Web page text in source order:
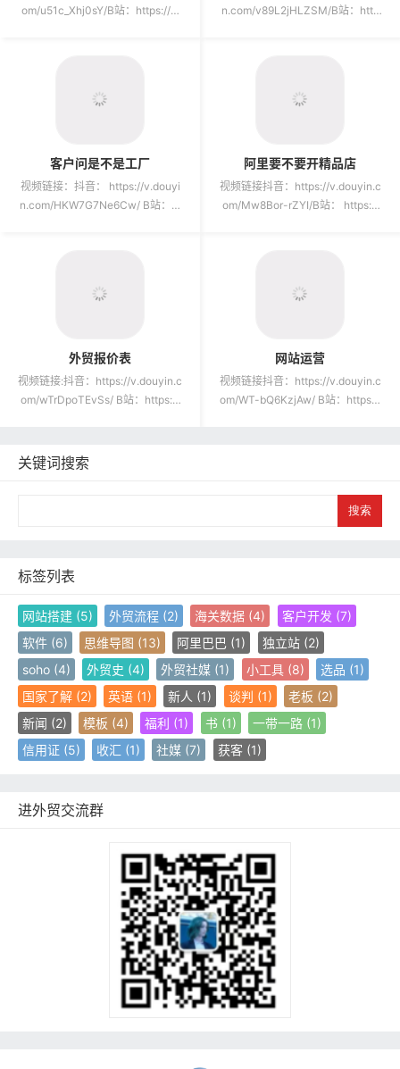
om/u51c_Xhj0sY/B站：https://w
n.com/v89L2jHLZSM/B站：http
客户问是不是工厂
视频链接：抖音： https://v.douyi
n.com/HKW7G7Ne6Cw/ B站：ht
阿里要不要开精品店
视频链接抖音：https://v.douyin.c
om/Mw8Bor-rZYI/B站： https://
外贸报价表
视频链接:抖音：https://v.douyin.c
om/wTrDpoTEvSs/ B站：https://
网站运营
视频链接抖音：https://v.douyin.c
om/WT-bQ6KzjAw/ B站：https://
关键词搜索
标签列表
网站搭建(5) 外贸流程 (2) 海关数据 (4) 客户开发 (7)
软件(6) 思维导图 (13) 阿里巴巴 (1) 独立站(2)
soho(4) 外贸史 (4) 外贸社媒 (1) 小工具(8) 选品 (1)
国家了解(2) 英语 (1) 新人 (1) 谈判 (1) 老板 (2)
新闻 (2) 模板 (4) 福利 (1) 书(1) 一带一路(1)
信用证 (5) 收汇 (1) 社媒 (7) 获客(1)
进外贸交流群